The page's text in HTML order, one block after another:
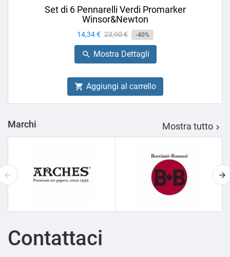
Set di 6 Pennarelli Verdi Promarker
Winsor&Newton
Prezzo
14,34 € Prezzo
base
23,90 € -40%
 Mostra Dettagli
 Aggiungi al carrello
Marchi Mostra tutto 
Contattaci